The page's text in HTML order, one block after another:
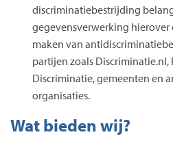
discriminatiebestrijding
gegevensverwerking hierover
maken van
partijen zoals
Discriminatie, gemeenten en
organisaties.
Wat bieden wij?